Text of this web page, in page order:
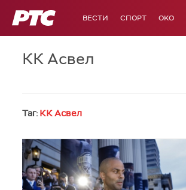
РТС ВЕСТИ СПОРТ OKO
КК Асвел
Таг: КК Асвел